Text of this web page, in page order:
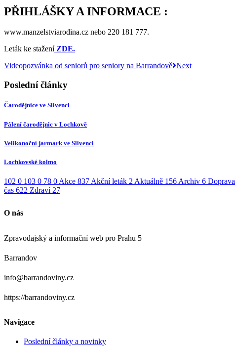
PŘIHLÁŠKY A INFORMACE :
www.manzelstviarodina.cz nebo 220 181 777.
Leták ke staženíZDE.
Videopozvánka od seniorů pro seniory na Barrandově Next
Poslední články
Čarodějnice ve Slivenci
Pálení čarodějnic v Lochkově
Velikonoční jarmark ve Slivenci
Lochkovské kolmo
102 0 103 0 78 0 Akce 837 Akční leták 2 Aktuálně 156 Archiv 6 Doprava
čas 622 Zdraví 27
O nás
Zpravodajský a informační web pro Prahu 5 –
Barrandov
info@barrandoviny.cz
https://barrandoviny.cz
Navigace
Poslední články a novinky